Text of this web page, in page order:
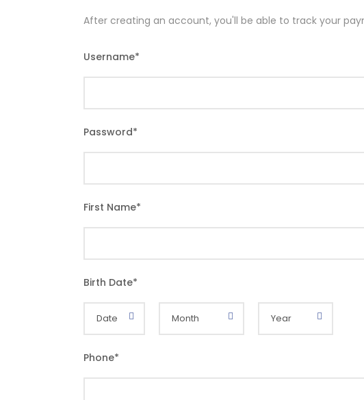
After creating an account, you'll be able to track your
Username*
Password*
First Name*
Birth Date*
Phone*